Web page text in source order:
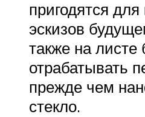
пригодятся для
эскизов
также на
отрабатывать
прежде чем
стекло.